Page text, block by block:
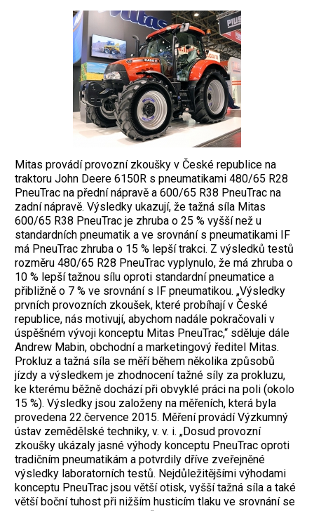
Mitas provádí provozní zkoušky v České republice na
traktoru John Deere 6150R s pneumatikami 480/65 R28
PneuTrac na přední nápravě a 600/65 R38 PneuTrac na
zadní nápravě. Výsledky ukazují, že tažná síla Mitas
600/65 R38 PneuTrac je zhruba o 25 % vyšší než u
standardních pneumatik a ve srovnání s pneumatikami IF
má PneuTrac zhruba o 15 % lepší trakci. Z výsledků testů
rozměru 480/65 R28 PneuTrac vyplynulo, že má zhruba o
10 % lepší tažnou sílu oproti standardní pneumatice a
přibližně o 7 % ve srovnání s IF pneumatikou. „Výsledky
prvních provozních zkoušek, které probíhají v České
republice, nás motivují, abychom nadále pokračovali v
úspěšném vývoji konceptu Mitas PneuTrac,“ sděluje dále
Andrew Mabin, obchodní a marketingový ředitel Mitas.
Prokluz a tažná síla se měří během několika způsobů
jízdy a výsledkem je zhodnocení tažné síly za prokluzu,
ke kterému běžně dochází při obvyklé práci na poli (okolo
15 %). Výsledky jsou založeny na měřeních, která byla
provedena 22.července 2015. Měření provádí Výzkumný
ústav zemědělské techniky, v. v. i. „Dosud provozní
zkoušky ukázaly jasné výhody konceptu PneuTrac oproti
tradičním pneumatikám a potvrdily dříve zveřejněné
výsledky laboratorních testů. Nejdůležitějšími výhodami
konceptu PneuTrac jsou větší otisk, vyšší tažná síla a také
větší boční tuhost při nižším husticím tlaku ve srovnání se